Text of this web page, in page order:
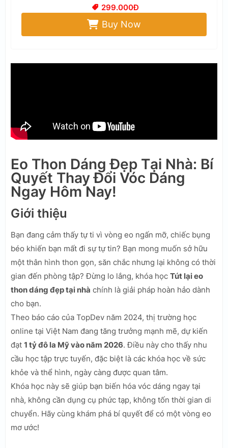
299.000Đ
Buy Now
Eo Thon Dáng Đẹp Tại Nhà: Bí
Quyết Thay Đổi Vóc Dáng
Ngay Hôm Nay!
Giới thiệu
Bạn đang cảm thấy tự ti vì vòng eo ngấn mỡ, chiếc bụng
béo khiến bạn mất đi sự tự tin? Bạn mong muốn sở hữu
một thân hình thon gọn, săn chắc nhưng lại không có thời
gian đến phòng tập? Đừng lo lắng, khóa học Tút lại eo
thon dáng đẹp tại nhà chính là giải pháp hoàn hảo dành
cho bạn.
Theo báo cáo của TopDev năm 2024, thị trường học
online tại Việt Nam đang tăng trưởng mạnh mẽ, dự kiến
đạt 1 tỷ đô la Mỹ vào năm 2026. Điều này cho thấy nhu
cầu học tập trực tuyến, đặc biệt là các khóa học về sức
khỏe và thể hình, ngày càng được quan tâm.
Khóa học này sẽ giúp bạn biến hóa vóc dáng ngay tại
nhà, không cần dụng cụ phức tạp, không tốn thời gian di
chuyển. Hãy cùng khám phá bí quyết để có một vòng eo
mơ ước!